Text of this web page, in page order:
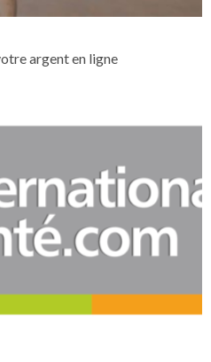
argent en ligne